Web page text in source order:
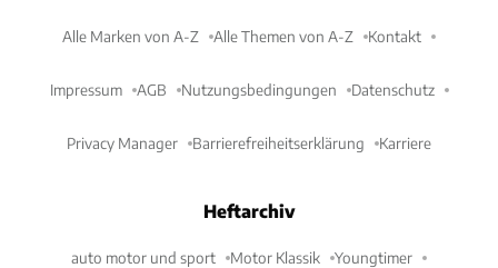
Alle Marken von A-Z Alle Themen von A-Z Kontakt
Impressum AGB Nutzungsbedingungen Datenschutz
Privacy Manager Barrierefreiheitserklärung Karriere
Heftarchiv
auto motor und sport Motor Klassik Youngtimer